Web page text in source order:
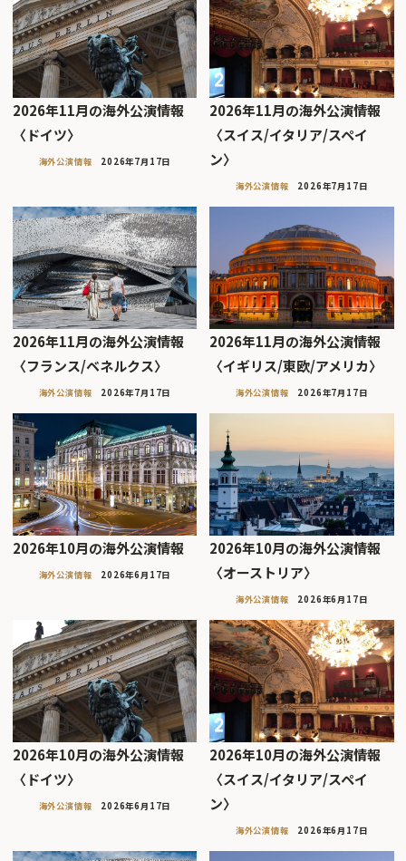
2026年11月の海外公演情報
〈ドイツ〉
海外公演情報 2026年7月17日
2026年11月の海外公演情報
〈スイス/イタリア/スペイ
ン〉
海外公演情報 2026年7月17日
2026年11月の海外公演情報
〈フランス/ベネルクス〉
海外公演情報 2026年7月17日
2026年11月の海外公演情報
〈イギリス/東欧/アメリカ〉
海外公演情報 2026年7月17日
2026年10月の海外公演情報
海外公演情報 2026年6月17日
2026年10月の海外公演情報
〈オーストリア〉
海外公演情報 2026年6月17日
2026年10月の海外公演情報
〈ドイツ〉
海外公演情報 2026年6月17日
2026年10月の海外公演情報
〈スイス/イタリア/スペイ
ン〉
海外公演情報 2026年6月17日